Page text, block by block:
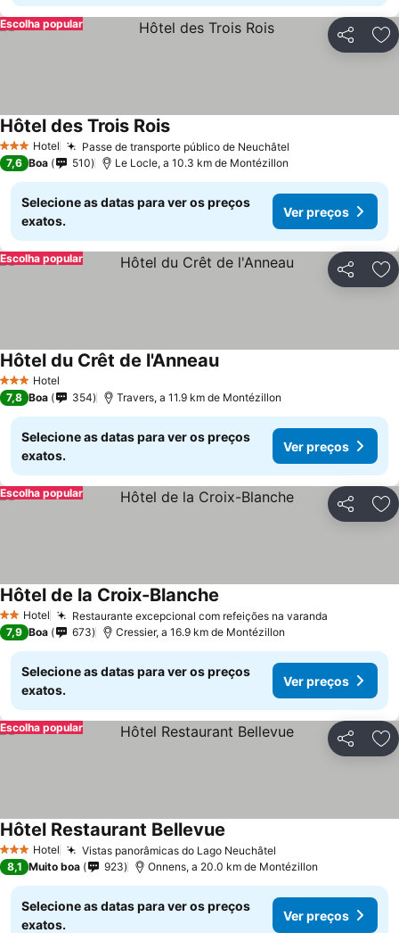
Partilhar
Escolha popular
3 EstrelasHotel Passe de transporte público de Neuchâtel
Hôtel des Trois Rois
7,6 Boa 510 Le Locle, a 10.3 km de Montézillon
Selecione as datas para ver os preços
exatos.
Ver preços
Partilhar
Escolha popular
3 EstrelasHotel
Hôtel du Crêt de l'Anneau
7,8 Boa 354 Travers, a 11.9 km de Montézillon
Selecione as datas para ver os preços
exatos.
Ver preços
Partilhar
Escolha popular
2 Estrelas
Hotel Restaurante excepcional com refeições na varanda
Hôtel de la Croix-Blanche
7,9 Boa 673 Cressier, a 16.9 km de Montézillon
Selecione as datas para ver os preços
exatos.
Ver preços
Partilhar
Escolha popular
3 EstrelasHotel Vistas panorâmicas do Lago Neuchâtel
Hôtel Restaurant Bellevue
8,1 Muito boa 923 Onnens, a 20.0 km de Montézillon
Selecione as datas para ver os preços
exatos.
Ver preços